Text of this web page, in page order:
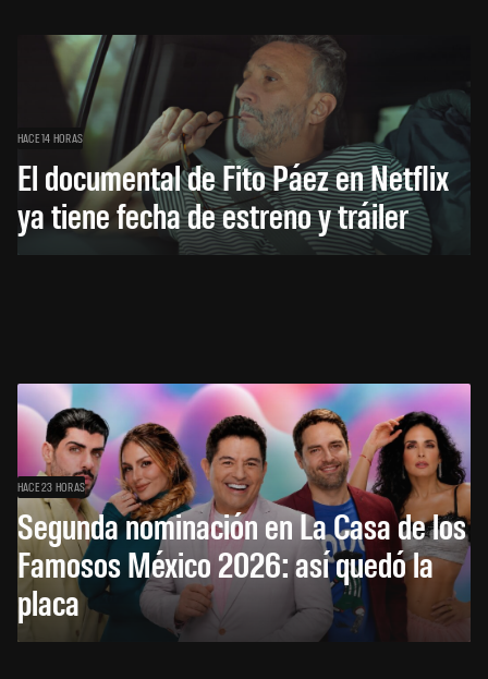
HACE 14 HORAS
El documental de Fito Páez en Netflix
ya tiene fecha de estreno y tráiler
HACE 23 HORAS
Segunda nominación en La Casa de los
Famosos México 2026: así quedó la
placa